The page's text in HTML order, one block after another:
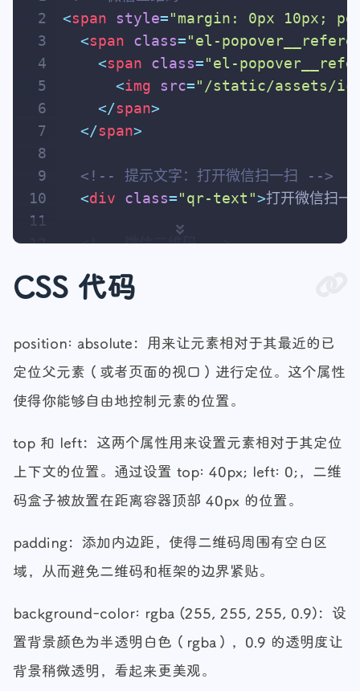
2
3
4
5
6
7
8
9
10
11
12
14
<span style="margin: 0px 10px;
<span class="el-
<span class="el-
<img src="/static/assets/
</span>
</span>
<!-- 提示文字：打开微信扫一扫 -->
<div class="qr-text">打开微信扫一
<!-- 微信二维码 -->
<img
CSS 代码
position: absolute：用来让元素相对于其最近的已
定位父元素（或者页面的视口）进行定位。这个属性
使得你能够自由地控制元素的位置。
top 和 left：这两个属性用来设置元素相对于其定位
上下文的位置。通过设置 top: 40px; left: 0;，二维
码盒子被放置在距离容器顶部 40px 的位置。
padding：添加内边距，使得二维码周围有空白区
域，从而避免二维码和框架的边界紧贴。
background-color: rgba (255, 255, 255, 0.9)：设
置背景颜色为半透明白色（rgba），0.9 的透明度让
背景稍微透明，看起来更美观。